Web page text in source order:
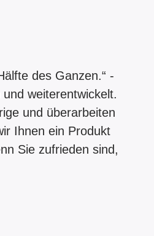
des Ganzen.“ -
weiterentwickelt.
und überarbeiten
Ihnen ein Produkt
Sie zufrieden sind,